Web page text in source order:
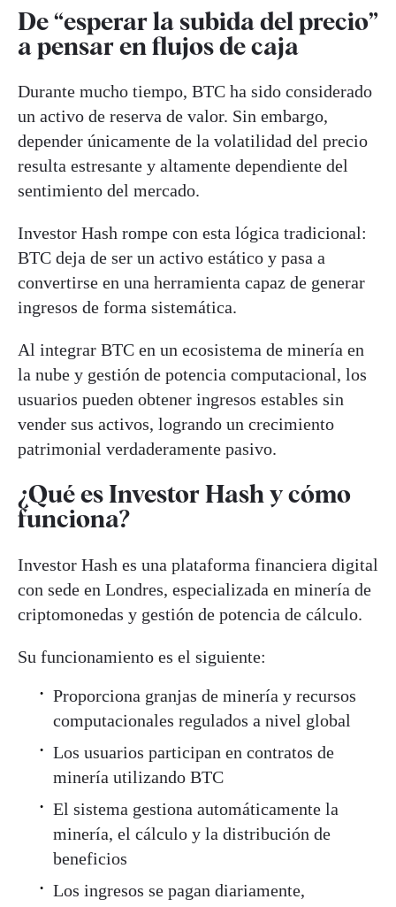
De “esperar la subida del precio”
a pensar en flujos de caja
Durante mucho tiempo, BTC ha sido considerado
un activo de reserva de valor. Sin embargo,
depender únicamente de la volatilidad del precio
resulta estresante y altamente dependiente del
sentimiento del mercado.
Investor Hash rompe con esta lógica tradicional:
BTC deja de ser un activo estático y pasa a
convertirse en una herramienta capaz de generar
ingresos de forma sistemática.
Al integrar BTC en un ecosistema de minería en
la nube y gestión de potencia computacional, los
usuarios pueden obtener ingresos estables sin
vender sus activos, logrando un crecimiento
patrimonial verdaderamente pasivo.
¿Qué es Investor Hash y cómo
funciona?
Investor Hash es una plataforma financiera digital
con sede en Londres, especializada en minería de
criptomonedas y gestión de potencia de cálculo.
Su funcionamiento es el siguiente:
Proporciona granjas de minería y recursos
computacionales regulados a nivel global
Los usuarios participan en contratos de
minería utilizando BTC
El sistema gestiona automáticamente la
minería, el cálculo y la distribución de
beneficios
Los ingresos se pagan diariamente,